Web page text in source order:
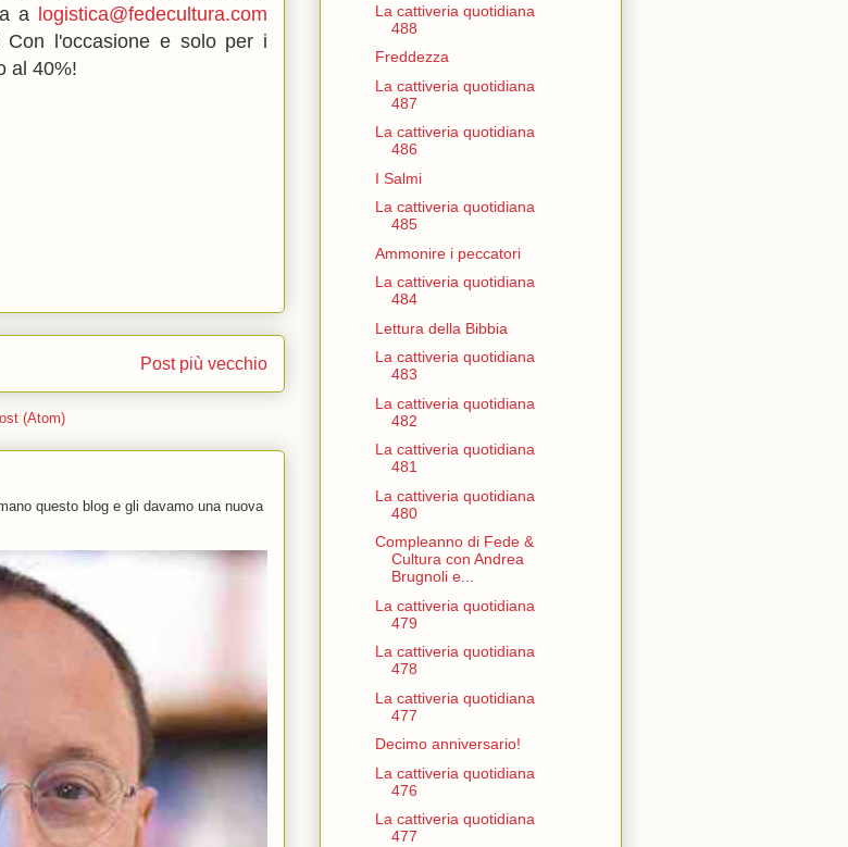
a
logistica@fedecultura.com
l'occasione e solo per i
al 40%!
Post più vecchio
(Atom)
questo blog e gli davamo una nuova
La cattiveria quotidiana
488
Freddezza
La cattiveria quotidiana
487
La cattiveria quotidiana
486
I Salmi
La cattiveria quotidiana
485
Ammonire i peccatori
La cattiveria quotidiana
484
Lettura della Bibbia
La cattiveria quotidiana
483
La cattiveria quotidiana
482
La cattiveria quotidiana
481
La cattiveria quotidiana
480
Compleanno di Fede &
Cultura con Andrea
Brugnoli e...
La cattiveria quotidiana
479
La cattiveria quotidiana
478
La cattiveria quotidiana
477
Decimo anniversario!
La cattiveria quotidiana
476
La cattiveria quotidiana
477